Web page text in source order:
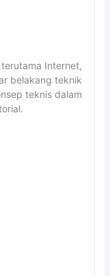
Internet,
belakang teknik
teknis dalam